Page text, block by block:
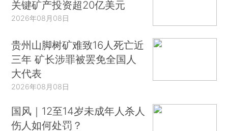
关键矿产投资超20亿美元
2026年08月08日
贵州山脚树矿难致16人死亡近
三年 矿长涉罪被罢免全国人
大代表
2026年08月08日
国风｜12至14岁未成年人杀人
伤人如何处罚？